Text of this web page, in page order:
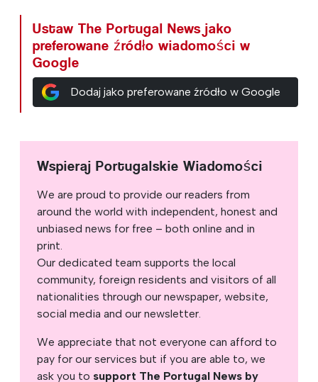
Ustaw The Portugal News jako
preferowane źródło wiadomości w
Google
Dodaj jako preferowane źródło w Google
Wspieraj Portugalskie Wiadomości
We are proud to provide our readers from
around the world with independent, honest and
unbiased news for free – both online and in
print.
Our dedicated team supports the local
community, foreign residents and visitors of all
nationalities through our newspaper, website,
social media and our newsletter.
We appreciate that not everyone can afford to
pay for our services but if you are able to, we
ask you to support The Portugal News by